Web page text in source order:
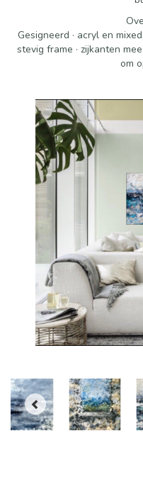
Gesigneerd · acryl en
stevig frame · zijkanten
om